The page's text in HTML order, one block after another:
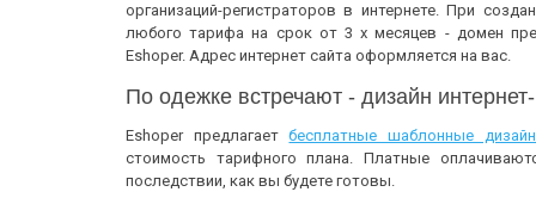
организаций-регистраторов в интернете. При
любого тарифа на срок от 3 х месяцев - домен
Eshoper. Адрес интернет сайта оформляется на вас.
По одежке встречают - дизайн
Eshoper предлагаетбесплатные шаблонные
стоимость тарифного плана. Платные
последствии, как вы будете готовы.